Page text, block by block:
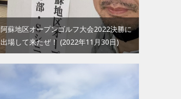
阿蘇地区オープンゴルフ大会2022決勝に
出場して来たぜ！ 2022年11月30日